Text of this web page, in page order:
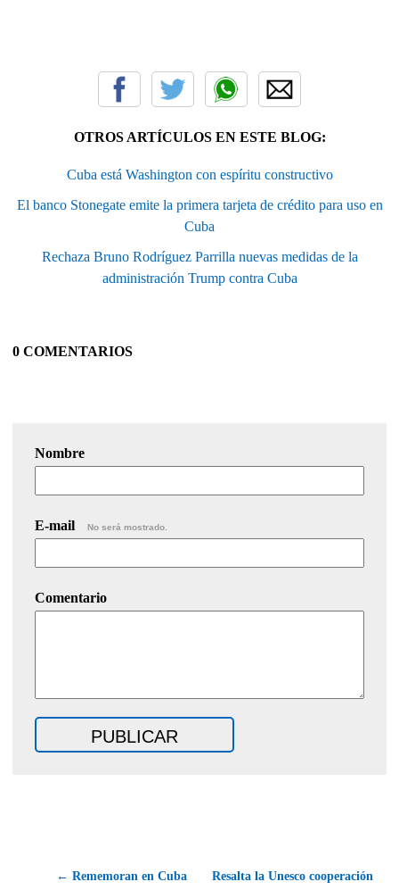
OTROS ARTÍCULOS EN ESTE BLOG:
Cuba está Washington con espíritu constructivo
El banco Stonegate emite la primera tarjeta de crédito para uso en
Cuba
Rechaza Bruno Rodríguez Parrilla nuevas medidas de la
administración Trump contra Cuba
0 COMENTARIOS
Nombre
E-mail No será mostrado.
Comentario
← Rememoran en Cuba Resalta la Unesco cooperación